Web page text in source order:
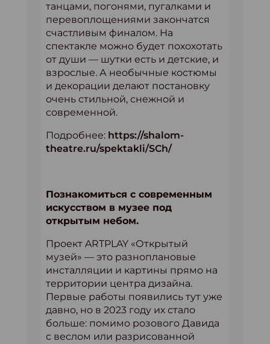
танцами, погонями, пугалками и
перевоплощениями закончатся
счастливым финалом. На
спектакле можно будет похохотать
от души — шутки есть и детские, и
взрослые. А необычные костюмы
и декорации делают постановку
очень стильной, снежной и
современной.
Подробнее: https://shalom-
theatre.ru/spektakli/SCh/
Познакомиться с современным
искусством в музее под
открытым небом.
Проект ARTPLAY «Открытый
музей» — это разноплановые
инсталляции и картины прямо на
территории центра дизайна.
Первые работы появились тут уже
давно, но в 2023 году их стало
больше: помимо розового Давида
с веслом или разрисованной